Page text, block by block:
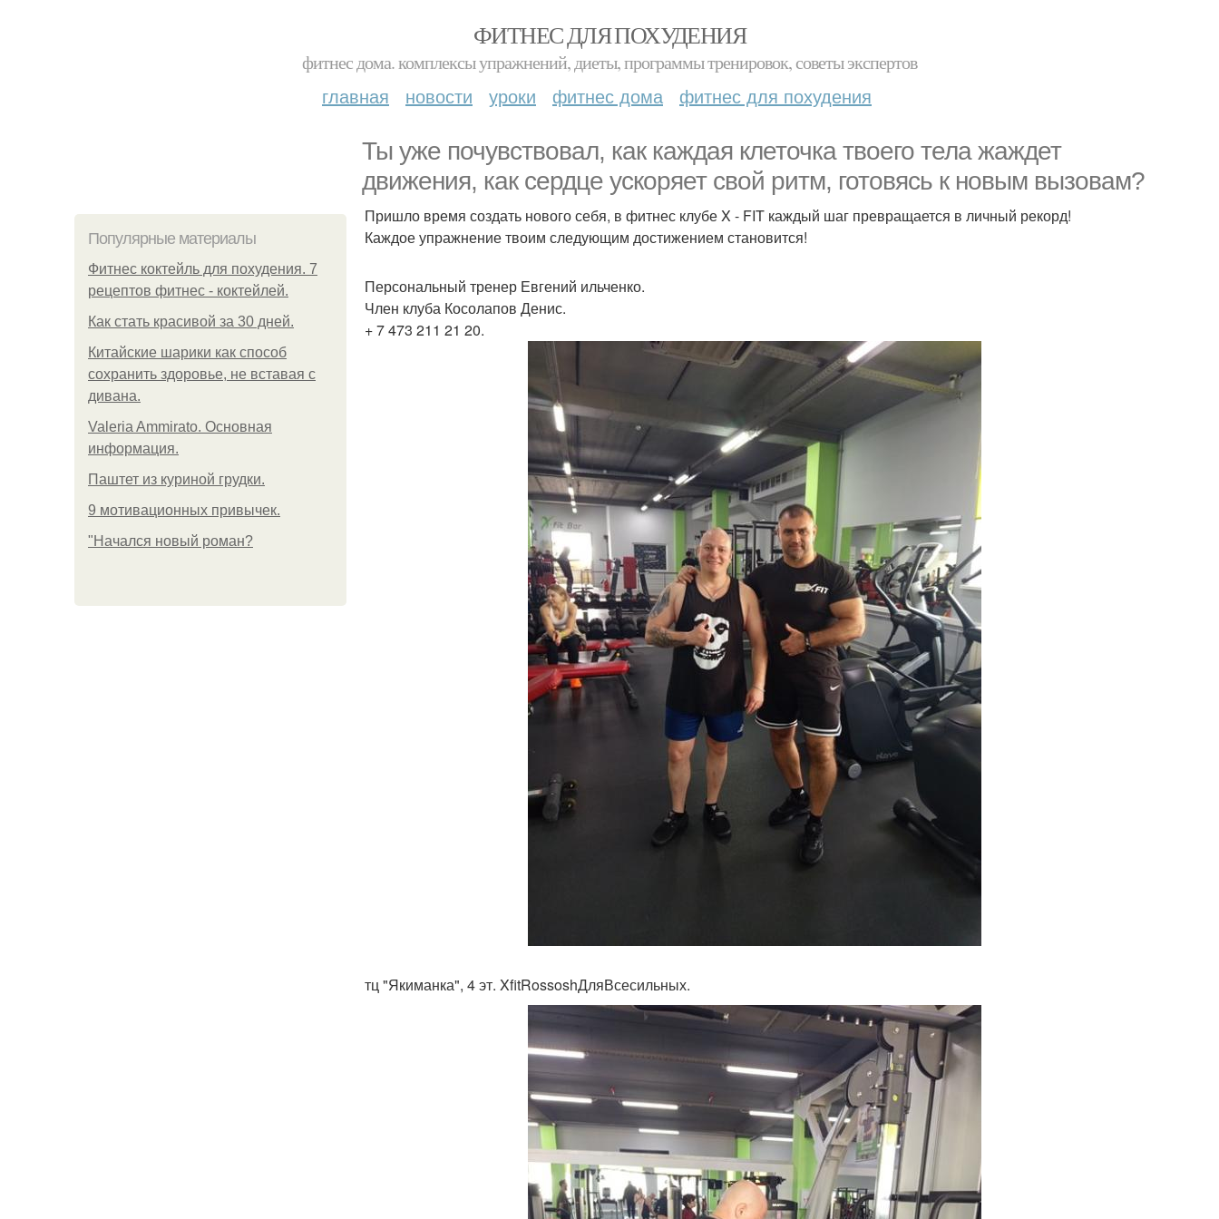
ФИТНЕС ДЛЯ ПОХУДЕНИЯ
фитнес дома. комплексы упражнений, диеты, программы тренировок, советы экспертов
главная новости уроки фитнес дома фитнес для похудения
Ты уже почувствовал, как каждая клеточка твоего тела жаждет
движения, как сердце ускоряет свой ритм, готовясь к новым вызовам?
Популярные материалы
Фитнес коктейль для похудения. 7
рецептов фитнес - коктейлей.
Как стать красивой за 30 дней.
Китайские шарики как способ
сохранить здоровье, не вставая с
дивана.
Valeria Ammirato. Основная
информация.
Паштет из куриной грудки.
9 мотивационных привычек.
"Начался новый роман?
Пришло время создать нового себя, в фитнес клубе X - FIT каждый шаг превращается в личный рекорд!
Каждое упражнение твоим следующим достижением становится!
Персональный тренер Евгений ильченко.
Член клуба Косолапов Денис.
+ 7 473 211 21 20.
тц "Якиманка", 4 эт. XfitRossoshДляВсесильных.